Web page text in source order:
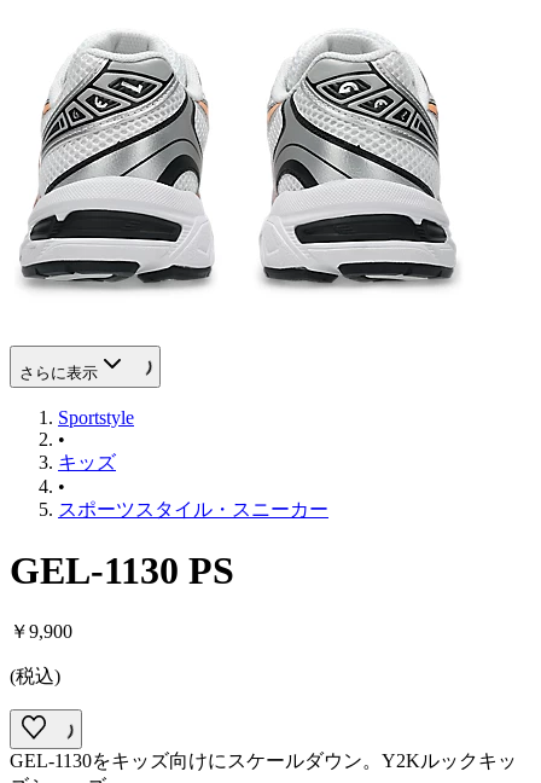
さらに表示
Sportstyle
•
キッズ
•
スポーツスタイル・スニーカー
GEL-1130 PS
￥9,900
(税込)
GEL-1130をキッズ向けにスケールダウン。Y2Kルックキッ